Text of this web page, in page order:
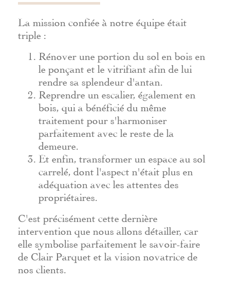
La mission confiée à notre équipe était
triple :
Rénover une portion du sol en bois en
le ponçant et le vitrifiant afin de lui
rendre sa splendeur d'antan.
Reprendre un escalier, également en
bois, qui a bénéficié du même
traitement pour s'harmoniser
parfaitement avec le reste de la
demeure.
Et enfin, transformer un espace au sol
carrelé, dont l'aspect n'était plus en
adéquation avec les attentes des
propriétaires.
C'est précisément cette dernière
intervention que nous allons détailler, car
elle symbolise parfaitement le savoir-faire
de Clair Parquet et la vision novatrice de
nos clients.